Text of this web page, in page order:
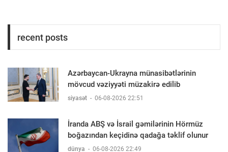
recent posts
Azərbaycan-Ukrayna münasibətlərinin
mövcud vəziyyəti müzakirə edilib
siyasət - 06-08-2026 22:51
İranda ABŞ və İsrail gəmilərinin Hörmüz
boğazından keçidinə qadağa təklif olunur
dünya - 06-08-2026 22:49